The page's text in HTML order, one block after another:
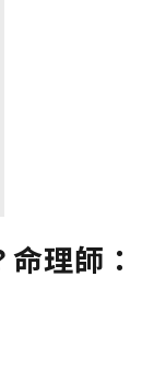
理師：